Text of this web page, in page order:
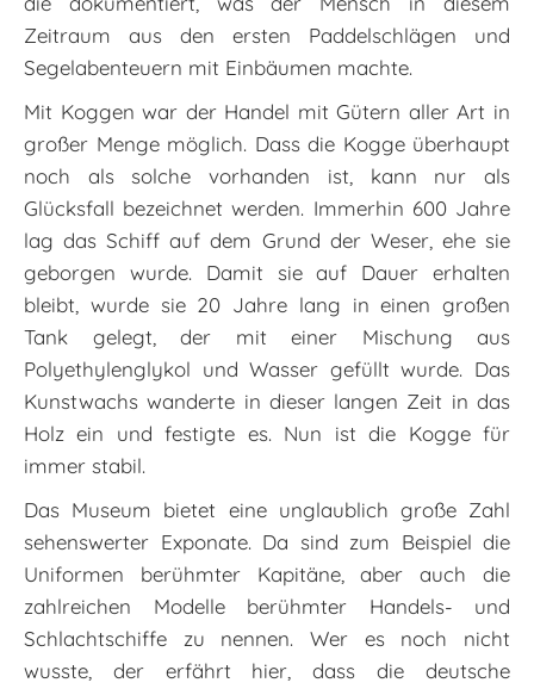
Zeitraum aus den ersten Paddelschlägen und
Segelabenteuern mit Einbäumen machte.
Mit Koggen war der Handel mit Gütern aller Art in
großer Menge möglich. Dass die Kogge überhaupt
noch als solche vorhanden ist, kann nur als
Glücksfall bezeichnet werden. Immerhin 600 Jahre
lag das Schiff auf dem Grund der Weser, ehe sie
geborgen wurde. Damit sie auf Dauer erhalten
bleibt, wurde sie 20 Jahre lang in einen großen
Tank gelegt, der mit einer Mischung aus
Polyethylenglykol und Wasser gefüllt wurde. Das
Kunstwachs wanderte in dieser langen Zeit in das
Holz ein und festigte es. Nun ist die Kogge für
immer stabil.
Das Museum bietet eine unglaublich große Zahl
sehenswerter Exponate. Da sind zum Beispiel die
Uniformen berühmter Kapitäne, aber auch die
zahlreichen Modelle berühmter Handels- und
Schlachtschiffe zu nennen. Wer es noch nicht
wusste, der erfährt hier, dass die deutsche